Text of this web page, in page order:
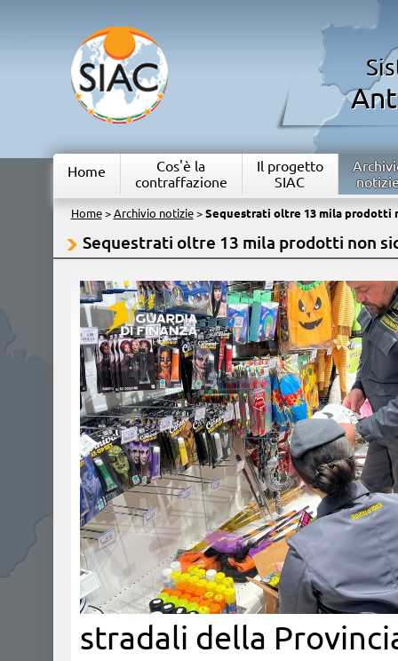
Home
Cos'è la
contraffazione
Il progetto
SIAC
Home> Archivio notizie> Sequestrati oltre 13 mila prodotti
Sequestrati oltre 13 mila prodotti non
stradali della